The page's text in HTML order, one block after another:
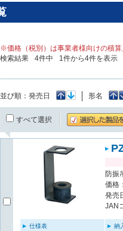
※価格（税別）は事業者様向けの積
検索結果
4件中 1件から4件を表示
並び順： 発売日 形名
すべて選択
防振
価格
発売
JAN
仕様表 納